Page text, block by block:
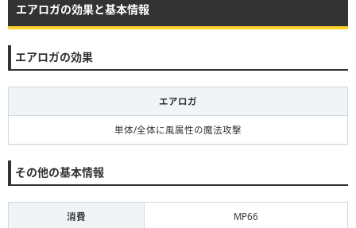
エアロガの効果と基本情報
エアロガの効果
エアロガ
単体/全体に風属性の魔法攻撃
その他の基本情報
消費 MP66